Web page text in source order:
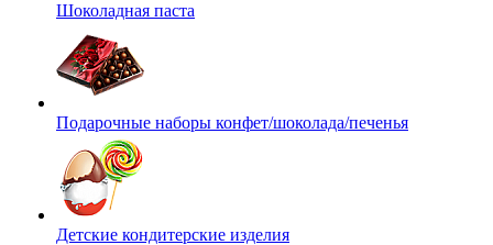
Шоколадная паста
Подарочные наборы конфет/шоколада/печенья
Детские кондитерские изделия